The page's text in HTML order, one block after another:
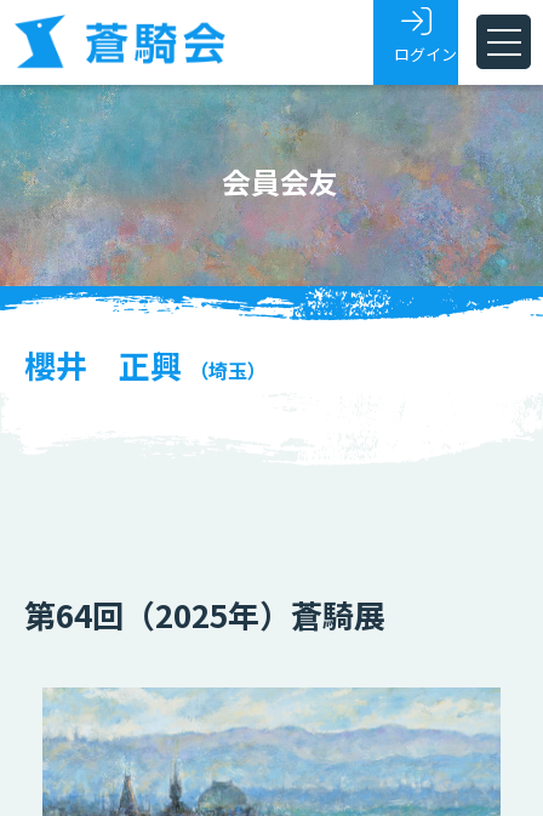
ホーム
蒼騎会とは
蒼騎展
支部
展覧会トピックス
ログイン
会員会友
櫻井 正興 （埼玉）
第64回（2025年）蒼騎展